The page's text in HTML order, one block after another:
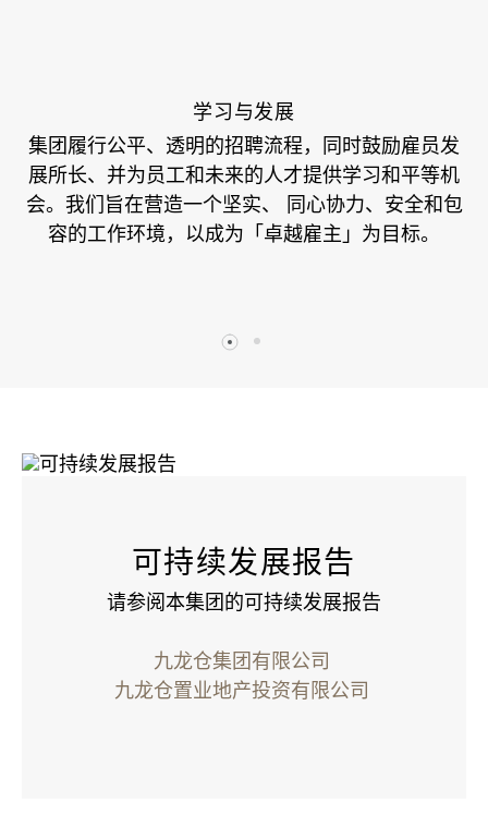
学习与发展
集团履行公平、透明的招聘流程，同时鼓励雇员发
展所长、并为员工和未来的人才提供学习和平等机
会。我们旨在营造一个坚实、 同心协力、安全和包
容的工作环境，以成为「卓越雇主」为目标。
可持续发展报告
请参阅本集团的可持续发展报告
九龙仓集团有限公司
九龙仓置业地产投资有限公司